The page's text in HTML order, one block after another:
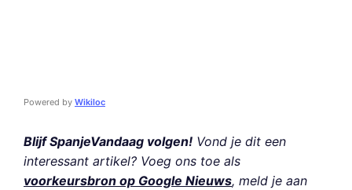
Powered by Wikiloc
Blijf SpanjeVandaag volgen! Vond je dit een
interessant artikel? Voeg ons toe als
voorkeursbron op Google Nieuws, meld je aan